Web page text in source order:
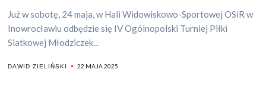
Już w sobotę, 24 maja, w Hali Widowiskowo-Sportowej OSiR w
Inowrocławiu odbędzie się IV Ogólnopolski Turniej Piłki
Siatkowej Młodziczek...
DAWID ZIELIŃSKI 22 MAJA 2025